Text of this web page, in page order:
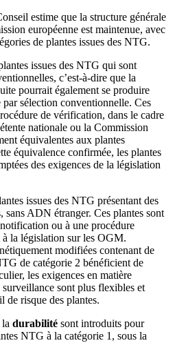
estime que la structure générale
européenne est maintenue, avec
de plantes issues des NTG.
issues des NTG qui sont
c’est-à-dire que la
pourrait également se produire
sélection conventionnelle. Ces
de vérification, dans le cadre
nationale ou la Commission
équivalentes aux plantes
équivalence confirmée, les plantes
des exigences de la législation
issues des NTG présentant des
ADN étranger. Ces plantes sont
ou à une procédure
la législation sur les OGM.
modifiées contenant de
de catégorie 2 bénéficient de
les exigences en matière
surveillance sont plus flexibles et
de risque des plantes.
durabilité sont introduits pour
NTG à la catégorie 1, sous la